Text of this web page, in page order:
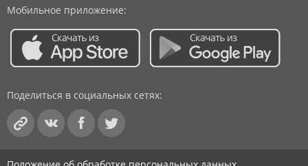
Мобильное приложение:
Поделиться в социальных сетях: